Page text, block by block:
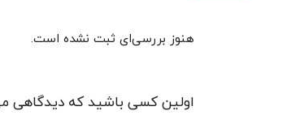
هنوز بررسی‌ای ثبت نشده است.
اولین کسی باشید که دیدگاهی